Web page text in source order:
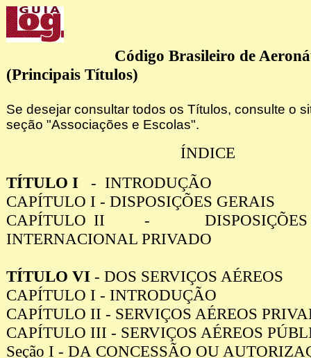
Código Brasileiro de
(Principais Títulos)
Se desejar consultar todos os Títulos, consulte o
seção "Associações e Escolas".
ÍNDICE
TÍTULO I
- INTRODUÇÃO
CAPÍTULO I - DISPOSIÇÕES GERAIS
CAPÍTULO II - DISPOSIÇÕES
INTERNACIONAL PRIVADO
TÍTULO VI - DOS SERVIÇOS AÉREOS
CAPÍTULO I - INTRODUÇÃO
CAPÍTULO II - SERVIÇOS AÉREOS
CAPÍTULO III - SERVIÇOS AÉREOS
Seção I - DA CONCESSÃO OU